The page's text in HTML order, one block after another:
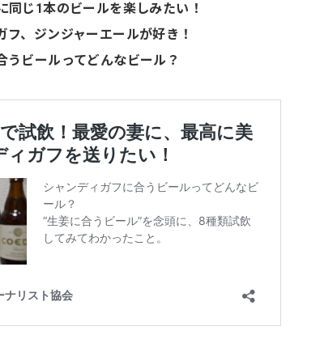
同じ1本のビールを楽しみたい！
フ、ジンジャーエールが好き！
うビールってどんなビール？